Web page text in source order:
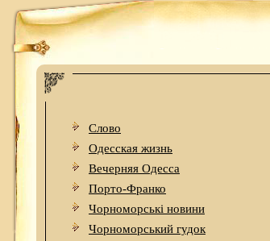
Слово
Одесская жизнь
Вечерняя Одесса
Порто-Франко
Чорноморські новини
Чорноморський гудок